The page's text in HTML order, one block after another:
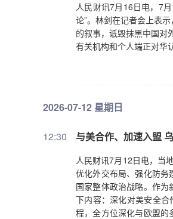
人民财讯7月16日电，7
论”。林剑在记者会上表
的叙事，诋毁抹黑中国对
有关机构和个人端正对华
2026-07-12 星期日
12:30 与美合作、加速入盟
人民财讯7月12日电，当
优化外交布局、强化防
国家整体政治战略。作
下内容：深化对美安全合
程，全方位深化与欧盟的